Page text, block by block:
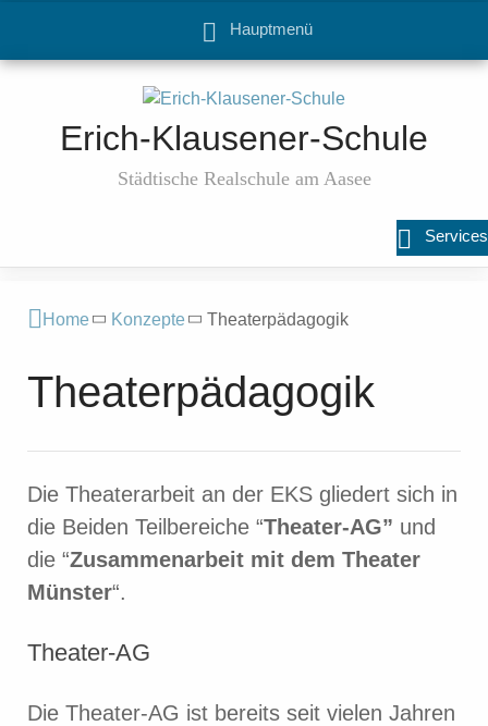
Hauptmenü
Erich-Klausener-Schule
Städtische Realschule am Aasee
Services
Home Konzepte Theaterpädagogik
Theaterpädagogik
Die Theaterarbeit an der EKS gliedert sich in
die Beiden Teilbereiche “Theater-AG” und
die “Zusammenarbeit mit dem Theater
Münster“.
Theater-AG
Die Theater-AG ist bereits seit vielen Jahren